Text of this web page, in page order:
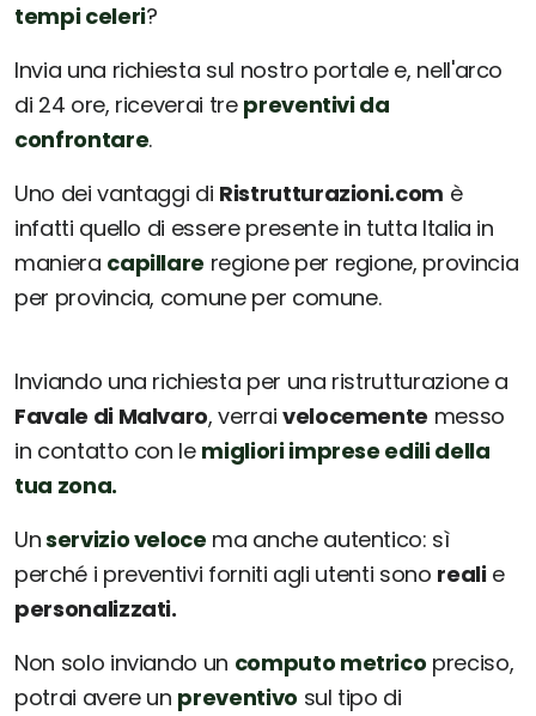
tempi celeri?
Invia una richiesta sul nostro portale e, nell'arco
di 24 ore, riceverai tre preventivi da
confrontare.
Uno dei vantaggi di Ristrutturazioni.com è
infatti quello di essere presente in tutta Italia in
maniera capillare regione per regione, provincia
per provincia, comune per comune.
Inviando una richiesta per una ristrutturazione a
Favale di Malvaro, verrai velocemente messo
in contatto con le migliori imprese edili della
tua zona.
Unservizio veloce ma anche autentico: sì
perché i preventivi forniti agli utenti sono realie
personalizzati.
Non solo inviando un computo metrico preciso,
potrai avere un preventivo sul tipo di